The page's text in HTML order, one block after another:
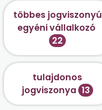
többes jogviszonyú
egyéni vállalkozó
22
tulajdonos
jogviszonya 13